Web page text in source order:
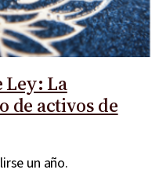
Ley: La
de activos de
un año.